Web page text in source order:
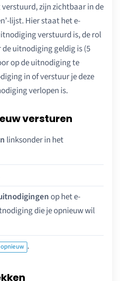
zijn zichtbaar in de
lijst. Hier staat het e-
verstuurd is, de rol
uitnodiging geldig is (5
op de uitnodiging te
in of verstuur je deze
verlopen is.
versturen
linksonder in het
op het e-
die je opnieuw wil
.